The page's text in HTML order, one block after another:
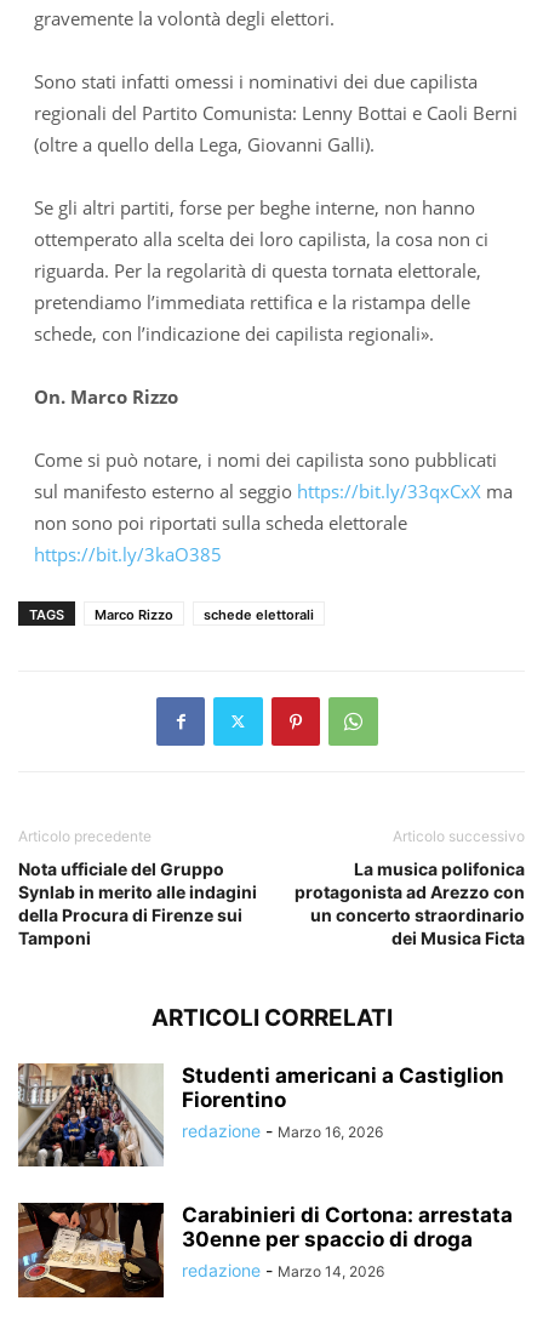
gravemente la volontà degli elettori.
Sono stati infatti omessi i nominativi dei due capilista
regionali del Partito Comunista: Lenny Bottai e Caoli Berni
(oltre a quello della Lega, Giovanni Galli).
Se gli altri partiti, forse per beghe interne, non hanno
ottemperato alla scelta dei loro capilista, la cosa non ci
riguarda. Per la regolarità di questa tornata elettorale,
pretendiamo l’immediata rettifica e la ristampa delle
schede, con l’indicazione dei capilista regionali».
On. Marco Rizzo
Come si può notare, i nomi dei capilista sono pubblicati
sul manifesto esterno al seggio https://bit.ly/33qxCxX ma
non sono poi riportati sulla scheda elettorale
https://bit.ly/3kaO385
TAGS Marco Rizzo schede elettorali
Articolo precedente
Nota ufficiale del Gruppo
Synlab in merito alle indagini
della Procura di Firenze sui
Tamponi
Articolo successivo
La musica polifonica
protagonista ad Arezzo con
un concerto straordinario
dei Musica Ficta
ARTICOLI CORRELATI
Studenti americani a Castiglion
Fiorentino
redazione - Marzo 16, 2026
Carabinieri di Cortona: arrestata
30enne per spaccio di droga
redazione - Marzo 14, 2026